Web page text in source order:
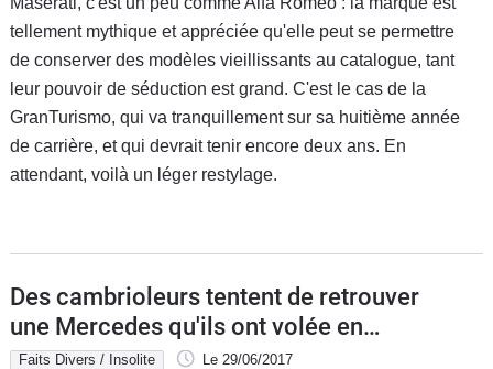
tellement mythique et appréciée qu'elle peut se permettre
de conserver des modèles vieillissants au catalogue, tant
leur pouvoir de séduction est grand. C'est le cas de la
GranTurismo, qui va tranquillement sur sa huitième année
de carrière, et qui devrait tenir encore deux ans. En
attendant, voilà un léger restylage.
Des cambrioleurs tentent de retrouver
une Mercedes qu'ils ont volée en
appelant la fourrière
Faits Divers / Insolite Le 29/06/2017